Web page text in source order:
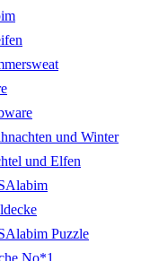
und Winter
und Elfen
Puzzle
No*1